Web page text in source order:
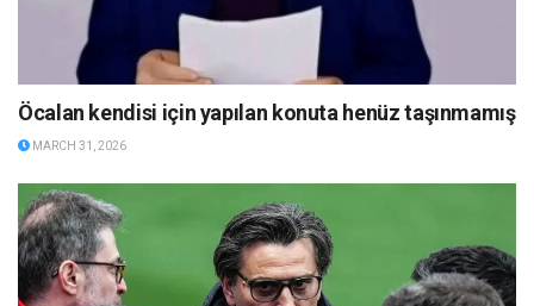
Öcalan kendisi için yapılan konuta henüz taşınmamış
MARCH 31, 2026